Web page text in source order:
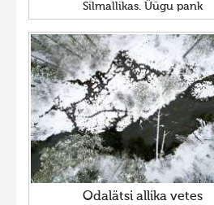
Silmallikas. Üügu pank
Odalätsi allika vetes